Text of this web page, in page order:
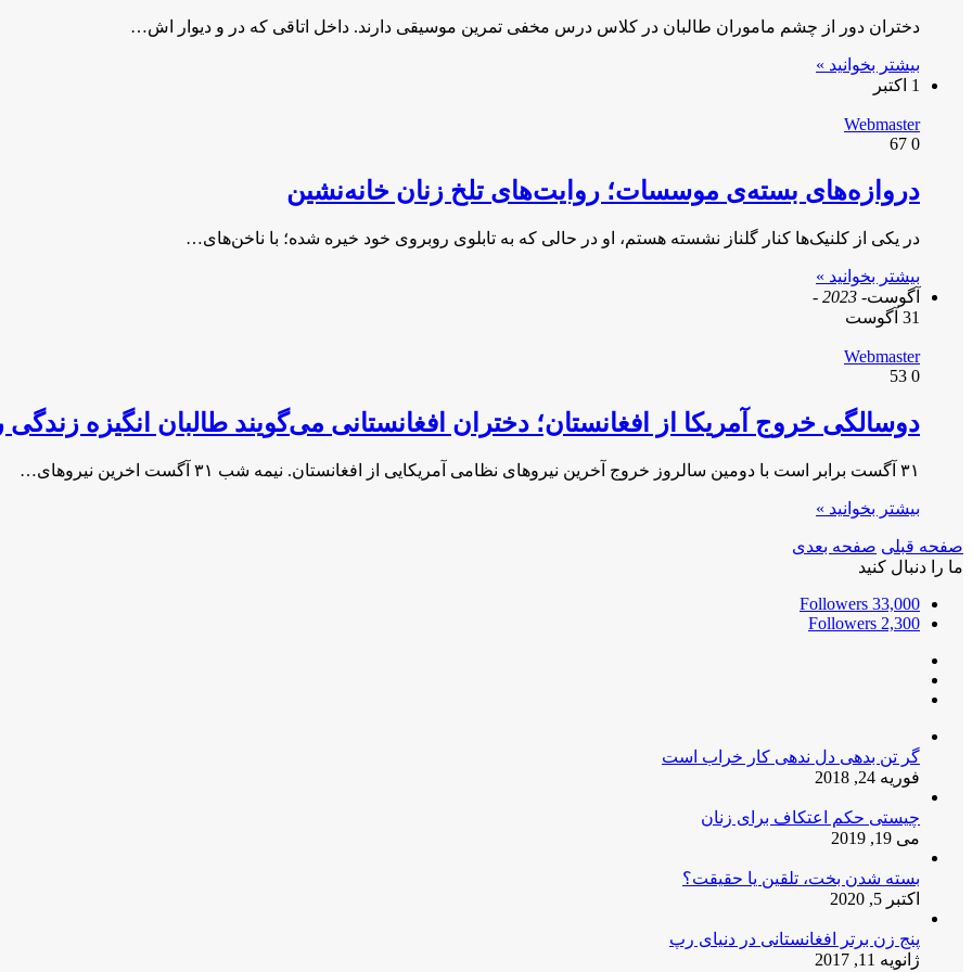
دختران دور از چشم ماموران طالبان در کلاس درس مخفی تمرین موسیقی دارند. داخل اتاقی‌ که در و دیوار اش…
بیشتر بخوانید »
1 اکتبر
Webmaster
0
دروازه‌های بسته‌ی موسسات؛ روایت‌های تلخ زنان خانه‌نشین
در یکی از کلنیک‌ها کنار گلناز نشسته هستم، او در حالی که به تابلوی روبروی خود خیره شده؛ با ناخن‌های…
بیشتر بخوانید »
آگوست- 2023 -
31 آگوست
Webmaster
0
دوسالگی خروج آمریکا از افغانستان؛ دختران افغانستانی می‌گویند طالبان انگیزه زندگی
۳۱ آگست برابر است با دومین سالروز خروج آخرین نیرو‌های نظامی آمریکایی از افغانستان. نیمه شب ۳۱ آگست اخرین نیرو‌های…
بیشتر بخوانید »
صفحه قبلی صفحه بعدی
ما را دنبال کنید
33,000
Followers
2,300
Followers
گر تن بدهی دل ندهی کار خراب است
فوریه 24, 2018
چیستی حکم اعتکاف برای زنان
می 19, 2019
بسته شدن بخت، تلقین یا حقیقت؟
اکتبر 5, 2020
پنج زن برتر افغانستانی در دنیای رپ
ژانویه 11, 2017